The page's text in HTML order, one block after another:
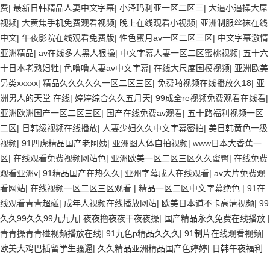
费| 最新日韩精品人妻中文字幕| 小泽玛利亚一区二区三| 大逼小逼操大屌
视频| 大黄焦手机免费观看视频| 晚上在线观看小视频| 亚洲制服丝袜在线
中文| 午夜影院在线观看免费版| 性色蜜月av一区二区三区| 中文字幕激情
亚洲精品| av在线多人黑人狠操| 中文字幕人妻一区二区蜜桃视频| 五十六
十日本老熟妇牲| 色噜噜人妻av中文字幕| 在线大尺度国模视频| 亚洲欧美
另类xxxxx| 精品久久久久久一区二区三区| 免费啪视频在线播放久18| 亚
洲男人的天堂 在线| 婷婷综合久久五月天| 99成全re视频免费观看在线看|
亚洲欧洲国产一区二区三区| 国产在线免费av观看| 五十路福利视频一区
二区| 日韩级视频在线播放| 人妻少妇久久中文字幕密拍| 美日韩黄色一级
视频| 91四虎精品国产老阿姨| 亚洲图人体自拍视频| www日本大香蕉一
区| 在线观看免费视频网站色| 亚洲欧美一区二区三区久久蜜臀| 在线免费
观看亚洲v| 91精品国产在热久久 | 亚州字幕成人在线观看| av大片免费观
看网站| 在线视频一区二区三区观看 | 精品一区二区中文字幕绝色 | 91在
线观看青青超碰| 成年人视频在线播放网站| 欧美日本道不卡高清视频| 99
久久99久久99九九九 | 夜夜撸夜夜干夜夜操| 国产精品永久免费在线播放 |
青青操青青碰视频播放在线| 91九色p精品久久久 | 91制片在线观看视频|
欧美大鸡巴插留学生骚逼| 久久精品亚洲精品国产色婷婷| 日韩午夜福利